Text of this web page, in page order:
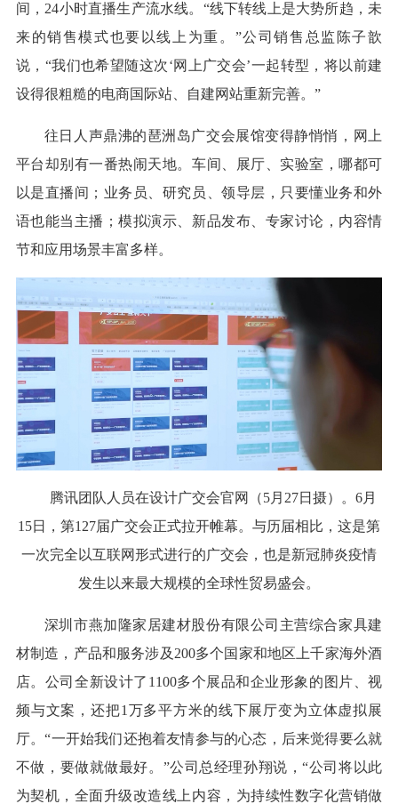
间，24小时直播生产流水线。“线下转线上是大势所趋，未
来的销售模式也要以线上为重。”公司销售总监陈子歆
说，“我们也希望随这次‘网上广交会’一起转型，将以前建
设得很粗糙的电商国际站、自建网站重新完善。”
往日人声鼎沸的琶洲岛广交会展馆变得静悄悄，网上
平台却别有一番热闹天地。车间、展厅、实验室，哪都可
以是直播间；业务员、研究员、领导层，只要懂业务和外
语也能当主播；模拟演示、新品发布、专家讨论，内容情
节和应用场景丰富多样。
腾讯团队人员在设计广交会官网（5月27日摄）。6月
15日，第127届广交会正式拉开帷幕。与历届相比，这是第
一次完全以互联网形式进行的广交会，也是新冠肺炎疫情
发生以来最大规模的全球性贸易盛会。
深圳市燕加隆家居建材股份有限公司主营综合家具建
材制造，产品和服务涉及200多个国家和地区上千家海外酒
店。公司全新设计了1100多个展品和企业形象的图片、视
频与文案，还把1万多平方米的线下展厅变为立体虚拟展
厅。“一开始我们还抱着友情参与的心态，后来觉得要么就
不做，要做就做最好。”公司总经理孙翔说，“公司将以此
为契机，全面升级改造线上内容，为持续性数字化营销做